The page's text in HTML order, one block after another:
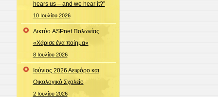
hears us – and we hear it?”
10 Ιουλίου 2026
Δικτύο ASPnet Πολωνίας
«Χάρισε ένα ποίημα»
8 Ιουλίου 2026
Ιούνιος 2026 Αειφόρο και
Οικολογικό Σχολείο
2 Ιουλίου 2026